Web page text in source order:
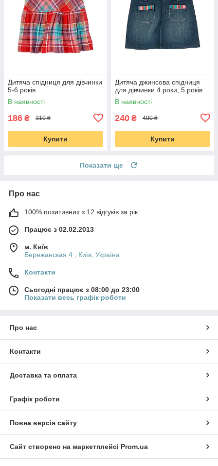
Дитяча спідниця для дівчинки
5-6 років
В наявності
186 ₴ 310 ₴
Купити
Дитяча джинсова спідниця
для дівчинки 4 роки, 5 років
В наявності
240 ₴ 400 ₴
Купити
Показати ще
Про нас
100% позитивних з 12 відгуків за рік
Працює з 02.02.2013
м. Київ
Бережанская 4 , Київ, Україна
Контакти
Сьогодні працює з 08:00 до 23:00
Показати весь графік роботи
Про нас
Контакти
Доставка та оплата
Графік роботи
Повна версія сайту
Сайт створено на маркетплейсі Prom.ua